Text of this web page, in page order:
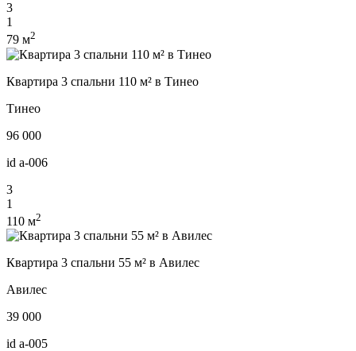
3
1
79 м2
Квартира 3 спальни 110 м² в Тинео
Тинео
96 000
id a-006
3
1
110 м2
Квартира 3 спальни 55 м² в Авилес
Авилес
39 000
id a-005